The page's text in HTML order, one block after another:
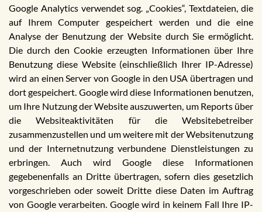
Google Analytics verwendet sog. „Cookies“, Textdateien, die
auf Ihrem Computer gespeichert werden und die eine
Analyse der Benutzung der Website durch Sie ermöglicht.
Die durch den Cookie erzeugten Informationen über Ihre
Benutzung diese Website (einschließlich Ihrer IP-Adresse)
wird an einen Server von Google in den USA übertragen und
dort gespeichert. Google wird diese Informationen benutzen,
um Ihre Nutzung der Website auszuwerten, um Reports über
die Websiteaktivitäten für die Websitebetreiber
zusammenzustellen und um weitere mit der Websitenutzung
und der Internetnutzung verbundene Dienstleistungen zu
erbringen. Auch wird Google diese Informationen
gegebenenfalls an Dritte übertragen, sofern dies gesetzlich
vorgeschrieben oder soweit Dritte diese Daten im Auftrag
von Google verarbeiten. Google wird in keinem Fall Ihre IP-